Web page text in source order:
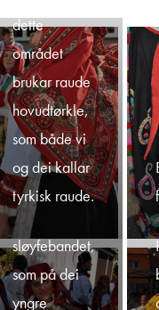
dette
området
brukar raude
hovudtørkle,
som både vi
og dei kallar
tyrkisk raude.
bunaden
hører difor ei
anna knyting
av
hovudtørkleet.
På bunaden
hennar ser vi
det lange
sløyfebandet,
som på dei
yngre